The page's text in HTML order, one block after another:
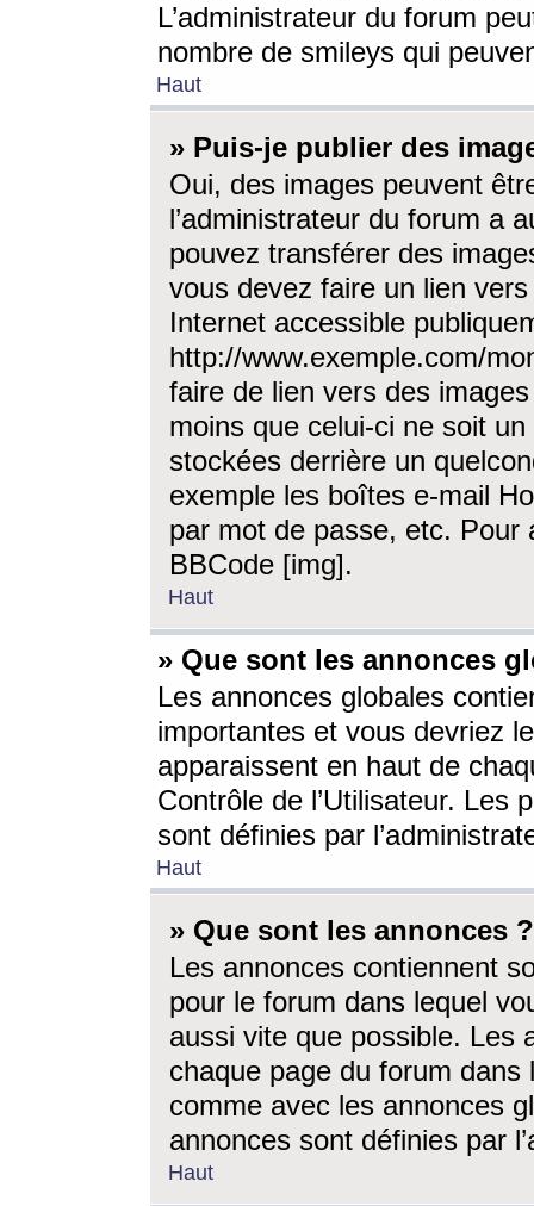
L’administrateur du forum
nombre de smileys qui
Haut
» Puis-je publier des
Oui, des images peuvent
l’administrateur du forum a
pouvez transférer des
vous devez faire un lien
Internet accessible
http://www.exemple.com/
faire de lien vers des
moins que celui-ci ne soit
stockées derrière un
exemple les boîtes e-mail
par mot de passe, etc. Pour
BBCode [img].
Haut
» Que sont les annonces
Les annonces globales
importantes et vous devriez
apparaissent en haut de
Contrôle de l’Utilisateur. Les
sont définies par
Haut
» Que sont les annonces ?
Les annonces contiennent
pour le forum dans lequel
aussi vite que possible. Les
chaque page du forum dans
comme avec les annonces
annonces sont définies par
Haut